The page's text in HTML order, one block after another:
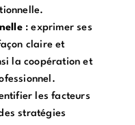
: exprimer ses
claire et
la coopération et
les facteurs
stratégies